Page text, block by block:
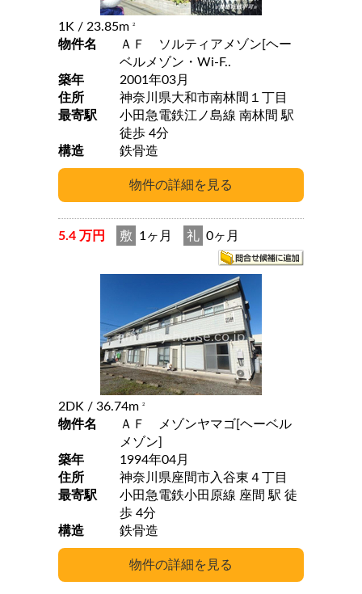
1K / 23.85m 2
物件名
ＡＦ ソルティアメゾン[ヘー
ベルメゾン・Wi-F..
築年
2001年03月
住所
神奈川県大和市南林間１丁目
最寄駅
小田急電鉄江ノ島線 南林間 駅
徒歩 4分
構造
鉄骨造
5.4 万円 敷 1ヶ月 礼 0ヶ月
2DK / 36.74m 2
物件名
ＡＦ メゾンヤマゴ[ヘーベル
メゾン]
築年
1994年04月
住所
神奈川県座間市入谷東４丁目
最寄駅
小田急電鉄小田原線 座間 駅 徒
歩 4分
構造
鉄骨造